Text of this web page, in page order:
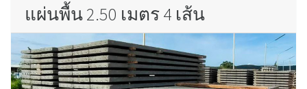
แผ่นพื้น 2.50 เมตร 4 เส้น